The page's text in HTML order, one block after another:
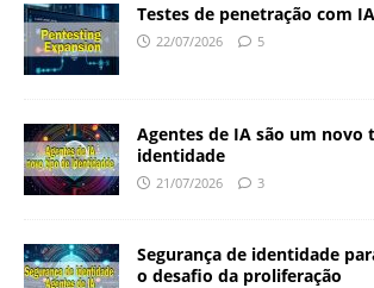
Testes de penetração com
22/07/2026 5
Agentes de IA são um novo
identidade
21/07/2026 3
Segurança de identidade
o desafio da proliferação